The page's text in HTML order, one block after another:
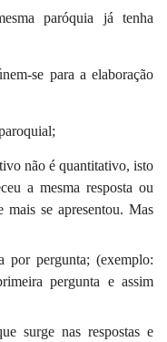
paróquia já tenha
se para a elaboração
não é quantitativo, isto
a mesma resposta ou
mais se apresentou. Mas
por pergunta; (exemplo:
pergunta e assim
surge nas respostas e